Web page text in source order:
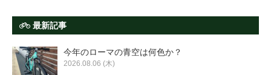
最新記事
今年のローマの青空は何色か？
2026.08.06 (木)